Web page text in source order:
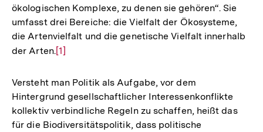
ökologischen Komplexe, zu denen sie gehören“. Sie
umfasst drei Bereiche: die Vielfalt der Ökosysteme,
die Artenvielfalt und die genetische Vielfalt innerhalb
der Arten.Zur
der
Fußnote
[1]
Versteht man Politik als Aufgabe, vor dem
Hintergrund gesellschaftlicher Interessenkonflikte
kollektiv verbindliche Regeln zu schaffen, heißt das
für die Biodiversitätspolitik, dass politische